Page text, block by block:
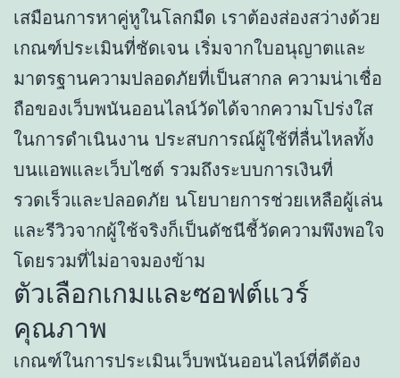
เสมือนการหาคู่หูในโลกมืด เราต้องส่องสว่างด้วย
เกณฑ์ประเมินที่ชัดเจน เริ่มจากใบอนุญาตและ
มาตรฐานความปลอดภัยที่เป็นสากล ความน่าเชื่อ
ถือของเว็บพนันออนไลน์วัดได้จากความโปร่งใส
ในการดำเนินงาน ประสบการณ์ผู้ใช้ที่ลื่นไหลทั้ง
บนแอพและเว็บไซต์ รวมถึงระบบการเงินที่
รวดเร็วและปลอดภัย นโยบายการช่วยเหลือผู้เล่น
และรีวิวจากผู้ใช้จริงก็เป็นดัชนีชี้วัดความพึงพอใจ
โดยรวมที่ไม่อาจมองข้าม
ตัวเลือกเกมและซอฟต์แวร์
คุณภาพ
เกณฑ์ในการประเมินเว็บพนันออนไลน์ที่ดีต้อง